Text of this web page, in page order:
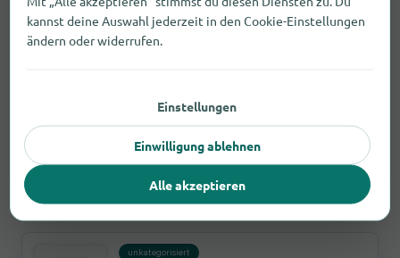
3,8 km Öffnungszeiten prüfen
Telefongeschäfte
Telekom Shop
Loschwitzer Str. 52, 01309 Dresden
3,8 km geöffnet bis 20:00
unkategorisiert
kannst deine Auswahl jederzeit in den Cookie-Einstellungen
ändern oder widerrufen.
Einstellungen
Einwilligung ablehnen
Alle akzeptieren